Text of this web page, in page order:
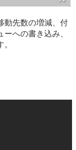
動先数の増減、付
への書き込み、